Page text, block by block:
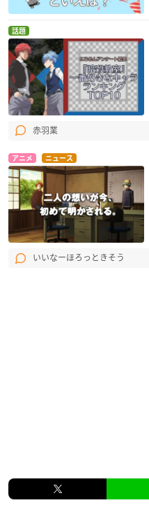
話題
赤羽業
アニメ ニュース
いいなーほろっときそう